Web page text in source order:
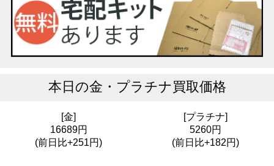
本日の金・プラチナ買取価格
[金]
16689円
(前日比+251円)
[プラチナ]
5260円
(前日比+182円)